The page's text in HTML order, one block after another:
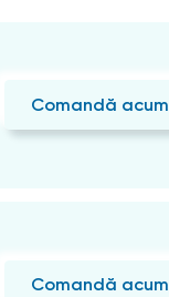
Comandă acum
Comandă acum